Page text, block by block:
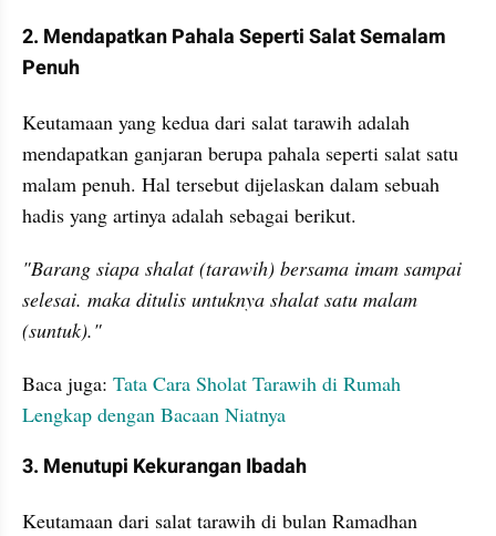
2. Mendapatkan Pahala Seperti Salat Semalam
Penuh
Keutamaan yang kedua dari salat tarawih adalah
mendapatkan ganjaran berupa pahala seperti salat satu
malam penuh. Hal tersebut dijelaskan dalam sebuah
hadis yang artinya adalah sebagai berikut.
"Barang siapa shalat (tarawih) bersama imam sampai
selesai. maka ditulis untuknya shalat satu malam
(suntuk)."
Baca juga: Tata Cara Sholat Tarawih di Rumah
Lengkap dengan Bacaan Niatnya
3. Menutupi Kekurangan Ibadah
Keutamaan dari salat tarawih di bulan Ramadhan